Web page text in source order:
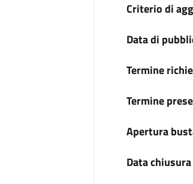
Criterio di
Data di
Termine
Termine
Apertura
Data